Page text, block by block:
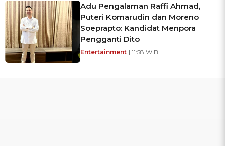
Adu Pengalaman Raffi Ahmad,
Puteri Komarudin dan Moreno
Soeprapto: Kandidat Menpora
Pengganti Dito
Entertainment | 11:58 WIB